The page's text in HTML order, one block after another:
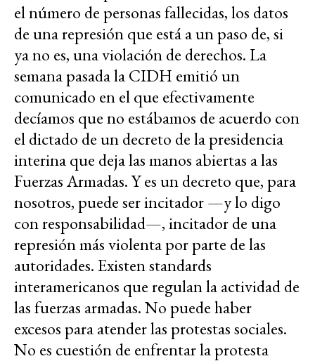
el número de personas fallecidas, los datos
de una represión que está a un paso de, si
ya no es, una violación de derechos. La
semana pasada la CIDH emitió un
comunicado en el que efectivamente
decíamos que no estábamos de acuerdo con
el dictado de un decreto de la presidencia
interina que deja las manos abiertas a las
Fuerzas Armadas. Y es un decreto que, para
nosotros, puede ser incitador —y lo digo
con responsabilidad—, incitador de una
represión más violenta por parte de las
autoridades. Existen standards
interamericanos que regulan la actividad de
las fuerzas armadas. No puede haber
excesos para atender las protestas sociales.
No es cuestión de enfrentar la protesta